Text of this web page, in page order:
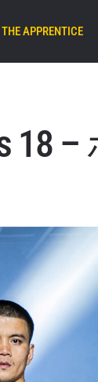
11時30分 UTC
Fights 166
THE APPRENTICE
18 –